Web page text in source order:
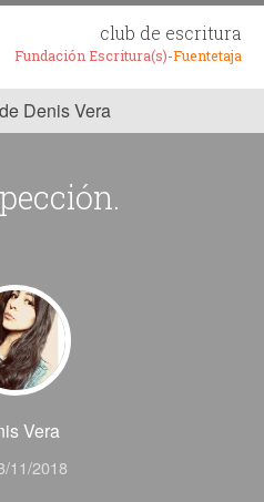
club de escritura
Fundación Escritura(s)-Fuentetaja
Denis Vera
Vera
11/2018